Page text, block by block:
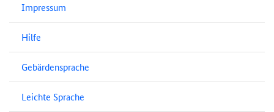
Impressum
Hilfe
Gebärdensprache
Leichte Sprache